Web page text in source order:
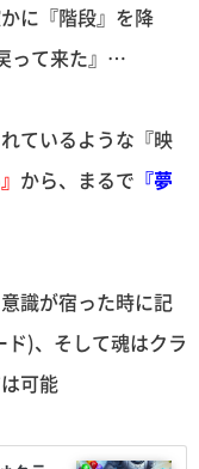
に『階段』を降
って来た』…
ているような『映
から、まるで 『夢
識が宿った時に記
)、そして魂はクラ
可能